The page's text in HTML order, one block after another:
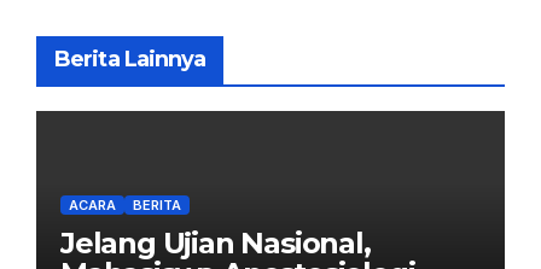
Berita Lainnya
ACARA BERITA
Jelang Ujian Nasional,